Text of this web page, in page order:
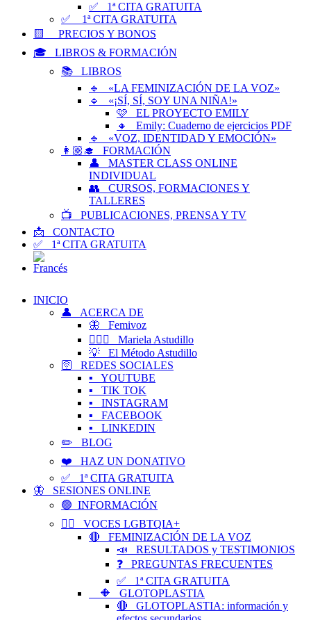
✅ 1ª CITA GRATUITA
✅ 1ª CITA GRATUITA
🟨 PRECIOS Y BONOS
🎓 LIBROS & FORMACIÓN
📚 LIBROS
🔹 «LA FEMINIZACIÓN DE LA VOZ»
🔹 «¡SÍ, SÍ, SOY UNA NIÑA!»
🩷 EL PROYECTO EMILY
🔸 Emily: Cuaderno de ejercicios PDF
🔹 «VOZ, IDENTIDAD Y EMOCIÓN»
👩🏼‍🎓 FORMACIÓN
👤 MASTER CLASS ONLINE
INDIVIDUAL
👥 CURSOS, FORMACIONES Y
TALLERES
📺 PUBLICACIONES, PRENSA Y TV
📩 CONTACTO
✅ 1ª CITA GRATUITA
INICIO
👤 ACERCA DE
🦋 Femivoz
👱🏻‍♀️ Mariela Astudillo
💡 El Método Astudillo
🛜 REDES SOCIALES
▪️ YOUTUBE
▪️ TIK TOK
▪️ INSTAGRAM
▪️ FACEBOOK
▪️ LINKEDIN
✏️ BLOG
❤️ HAZ UN DONATIVO
✅ 1ª CITA GRATUITA
🦋 SESIONES ONLINE
🟢 INFORMACIÓN
🏳️‍🌈 VOCES LGBTQIA+
🔴 FEMINIZACIÓN DE LA VOZ
📣 RESULTADOS y TESTIMONIOS
❓ PREGUNTAS FRECUENTES
✅ 1ª CITA GRATUITA
🔶 GLOTOPLASTIA
🔴 GLOTOPLASTIA: información y